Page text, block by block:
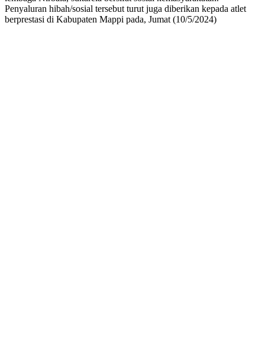
Penyaluran hibah/sosial tersebut turut juga diberikan kepada atlet
berprestasi di Kabupaten Mappi pada, Jumat (10/5/2024)